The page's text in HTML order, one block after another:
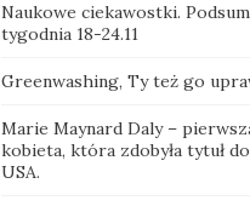
Naukowe ciekawostki.
tygodnia 18-24.11
Greenwashing, Ty też go
Marie Maynard Daly –
kobieta, która zdobyła tytuł
USA.